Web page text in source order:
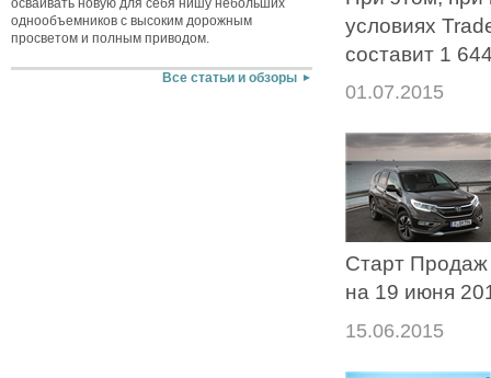
осваивать новую для себя нишу небольших
однообъемников с высоким дорожным
просветом и полным приводом.
Все статьи и обзоры
условиях
составит 1
01.07.2015
Старт Продаж
на 19 июня
15.06.2015